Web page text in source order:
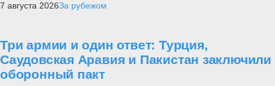
7 августа 2026За рубежом
Три армии и один ответ: Турция,
Саудовская Аравия и Пакистан заключили
оборонный пакт